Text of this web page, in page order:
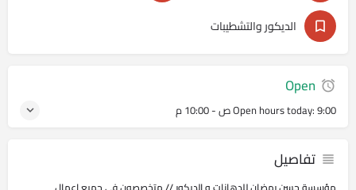
الديكور والتشطيبات
Open
Open hours today:9:00 ص - 10:00 م
تفاصيل